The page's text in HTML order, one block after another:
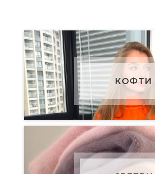
КОФТИ